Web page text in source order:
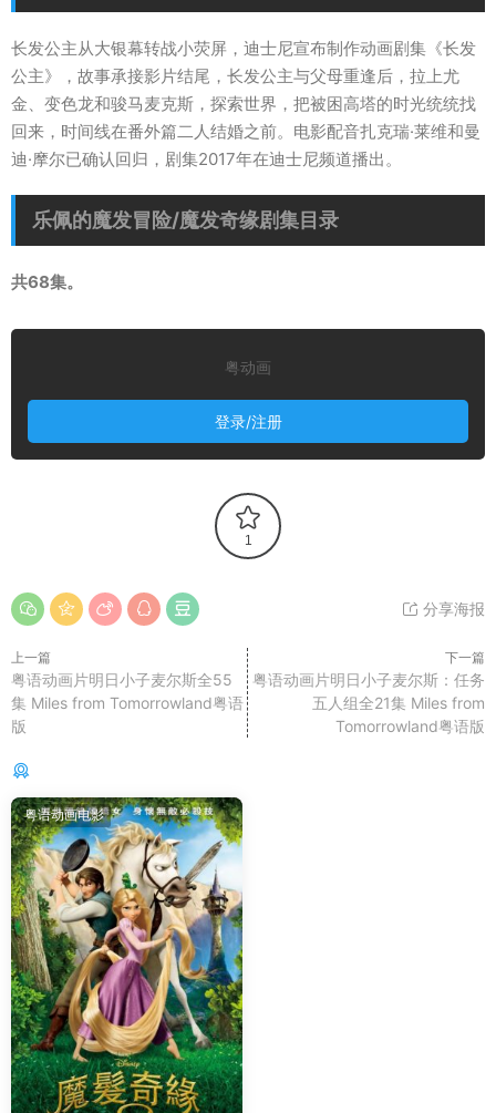
长发公主从大银幕转战小荧屏，迪士尼宣布制作动画剧集《长发
公主》，故事承接影片结尾，长发公主与父母重逢后，拉上尤
金、变色龙和骏马麦克斯，探索世界，把被困高塔的时光统统找
回来，时间线在番外篇二人结婚之前。电影配音扎克瑞·莱维和曼
迪·摩尔已确认回归，剧集2017年在迪士尼频道播出。
乐佩的魔发冒险/魔发奇缘剧集目录
共68集。
粤动画
登录/注册
1
分享海报
上一篇
粤语动画片明日小子麦尔斯全55
集 Miles from Tomorrowland粤语
版
下一篇
粤语动画片明日小子麦尔斯：任务
五人组全21集 Miles from
Tomorrowland粤语版
粤语动画电影